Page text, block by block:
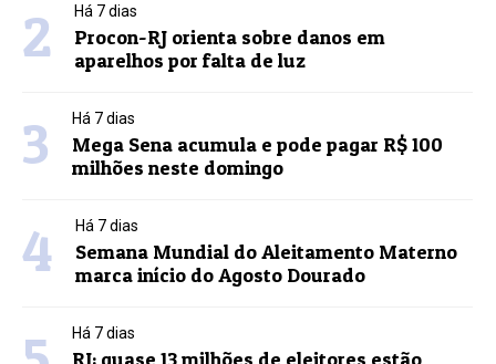
2 Há 7 dias
Procon-RJ orienta sobre danos em
aparelhos por falta de luz
3 Há 7 dias
Mega Sena acumula e pode pagar R$ 100
milhões neste domingo
4 Há 7 dias
Semana Mundial do Aleitamento Materno
marca início do Agosto Dourado
Há 7 dias
RJ: quase 13 milhões de eleitores estão